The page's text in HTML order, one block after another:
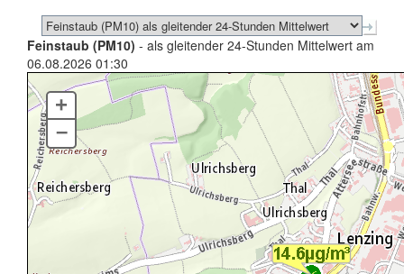
Feinstaub (PM10) - als gleitender 24-Stunden Mittelwert am
06.08.2026 01:30
+
–